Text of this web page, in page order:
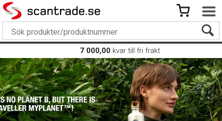
7 000,00 kvar till fri frakt